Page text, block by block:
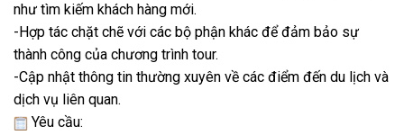
như tìm kiếm khách hàng mới.
-Hợp tác chặt chẽ với các bộ phận khác để đảm bảo sự
thành công của chương trình tour.
-Cập nhật thông tin thường xuyên về các điểm đến du lịch và
dịch vụ liên quan.
Yêu cầu: